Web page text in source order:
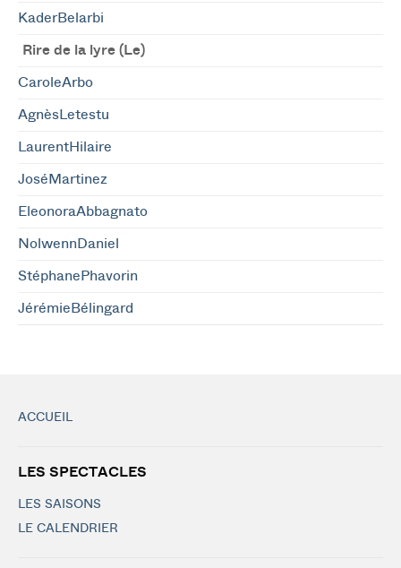
KaderBelarbi
Rire de la lyre (Le)
CaroleArbo
AgnèsLetestu
LaurentHilaire
JoséMartinez
EleonoraAbbagnato
NolwennDaniel
StéphanePhavorin
JérémieBélingard
ACCUEIL
LES SPECTACLES
LES SAISONS
LE CALENDRIER